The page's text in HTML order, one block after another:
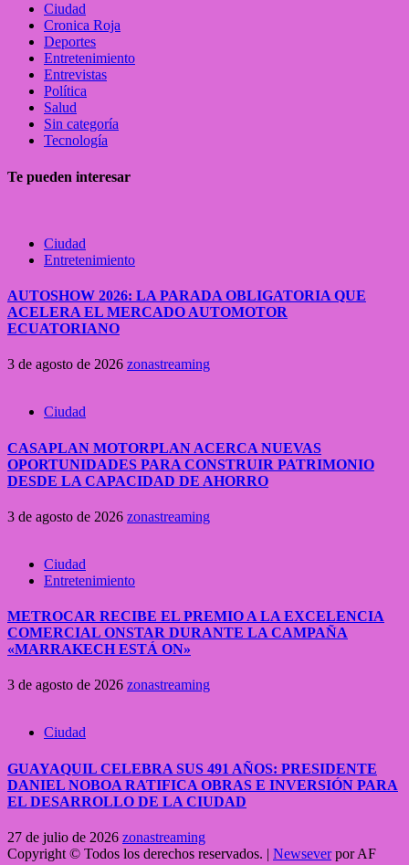
Ciudad
Cronica Roja
Deportes
Entretenimiento
Entrevistas
Política
Salud
Sin categoría
Tecnología
Te pueden interesar
Ciudad
Entretenimiento
AUTOSHOW 2026: LA PARADA OBLIGATORIA QUE
ACELERA EL MERCADO AUTOMOTOR
ECUATORIANO
3 de agosto de 2026 zonastreaming
Ciudad
CASAPLAN MOTORPLAN ACERCA NUEVAS
OPORTUNIDADES PARA CONSTRUIR PATRIMONIO
DESDE LA CAPACIDAD DE AHORRO
3 de agosto de 2026 zonastreaming
Ciudad
Entretenimiento
METROCAR RECIBE EL PREMIO A LA EXCELENCIA
COMERCIAL ONSTAR DURANTE LA CAMPAÑA
«MARRAKECH ESTÁ ON»
3 de agosto de 2026 zonastreaming
Ciudad
GUAYAQUIL CELEBRA SUS 491 AÑOS: PRESIDENTE
DANIEL NOBOA RATIFICA OBRAS E INVERSIÓN PARA
EL DESARROLLO DE LA CIUDAD
27 de julio de 2026 zonastreaming
Copyright © Todos los derechos reservados. | Newseverpor AF